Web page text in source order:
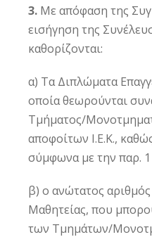
3. Με απόφαση της
εισήγηση της
καθορίζονται:
α) Τα Διπλώματα
οποία θεωρούνται
Τμήματος/
αποφοίτων Ι.Ε.Κ.,
σύμφωνα με την παρ.
β) ο ανώτατος
Μαθητείας, που
των Τμημάτων/